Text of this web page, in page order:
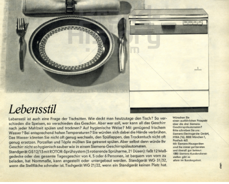
SIEMENS
Siemens Aktiengesellschaft Österreich
1967